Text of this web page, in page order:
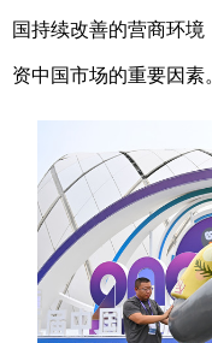
国持续改善的营商环
资中国市场的重要因素。